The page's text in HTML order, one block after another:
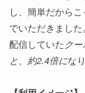
し、簡単だから
でいただきました
配信していた ク
と、約2.4倍にな